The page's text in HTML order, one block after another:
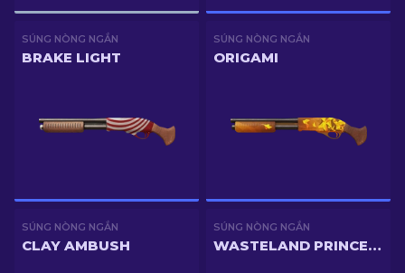
SÚNG NÒNG NGẮN
BRAKE LIGHT
SÚNG NÒNG NGẮN
ORIGAMI
SÚNG NÒNG NGẮN
CLAY AMBUSH
SÚNG NÒNG NGẮN
WASTELAND PRINCESS